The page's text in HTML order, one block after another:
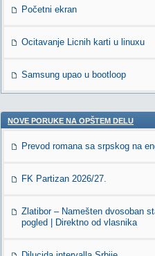
Početni ekran
Ocitavanje Licnih karti u linuxu
Samsung upao u bootloop
NOVE PORUKE NA OPŠTEM DELU
Prevod romana sa srpskog na
FK Partizan 2026/27.
Zlatibor – Namešten dvosoban
pogled | Direktno od vlasnika